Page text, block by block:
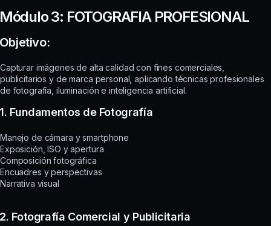
3: FOTOGRAFIA PROFESIONAL
Capturar imágenes de alta calidad con fines comerciales,
publicitarios y de marca personal, aplicando técnicas profesionales
de fotografía, iluminación e inteligencia artificial.
1. Fundamentos de Fotografía
Manejo de cámara y smartphone
Exposición, ISO y apertura
Composición fotográfica
Encuadres y perspectivas
Narrativa visual
2. Fotografía Comercial y Publicitaria